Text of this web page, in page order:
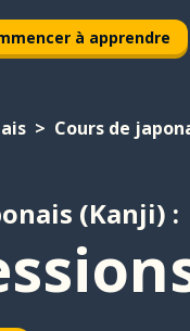
à apprendre
Cours de
(Kanji) :